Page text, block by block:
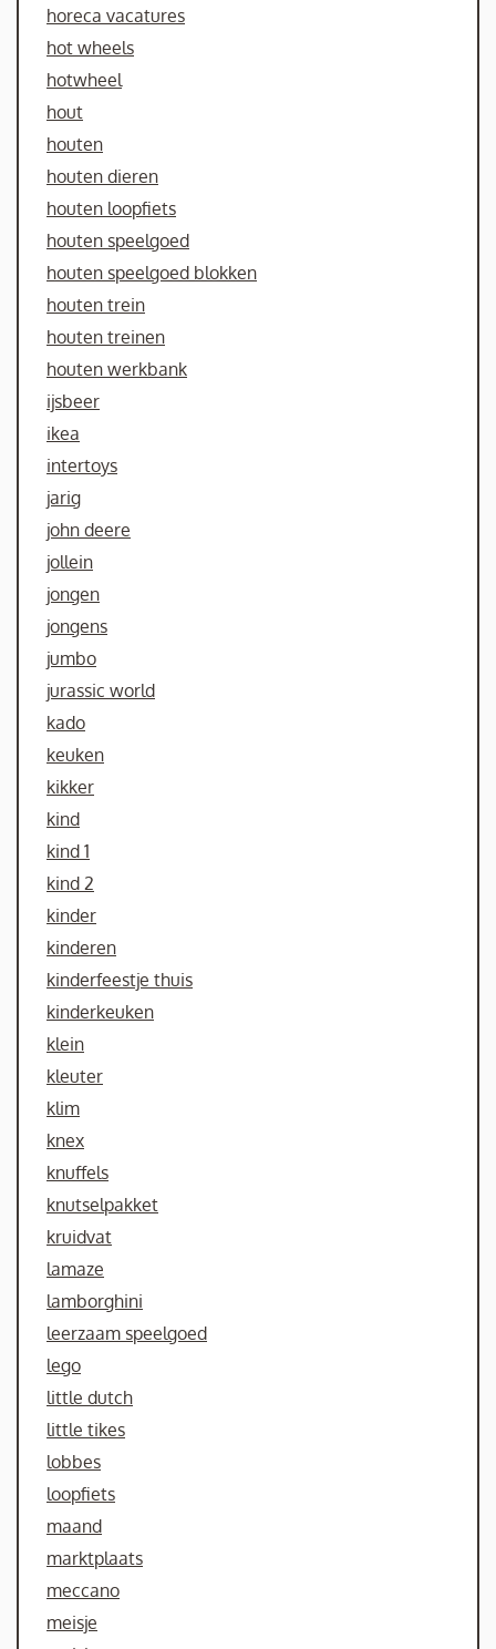
horeca vacatures
hot wheels
hotwheel
hout
houten
houten dieren
houten loopfiets
houten speelgoed
houten speelgoed blokken
houten trein
houten treinen
houten werkbank
ijsbeer
ikea
intertoys
jarig
john deere
jollein
jongen
jongens
jumbo
jurassic world
kado
keuken
kikker
kind
kind 1
kind 2
kinder
kinderen
kinderfeestje thuis
kinderkeuken
klein
kleuter
klim
knex
knuffels
knutselpakket
kruidvat
lamaze
lamborghini
leerzaam speelgoed
lego
little dutch
little tikes
lobbes
loopfiets
maand
marktplaats
meccano
meisje